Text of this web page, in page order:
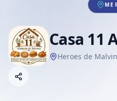
Casa 11
Heroes de
Compartir empresa